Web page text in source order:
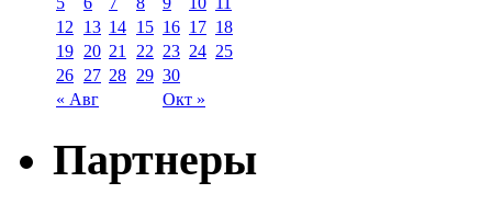
« Авг Окт »
12
13 14 15 16 17 18
19 20 21 22 23 24 25
26 27 28 29 30
Партнеры